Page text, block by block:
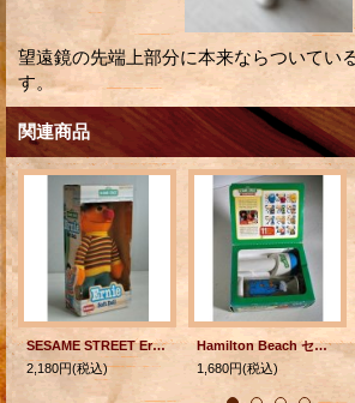
望遠鏡の先端上部分に本来ならついてい
す。
関連商品
SESAME STREET Ernie アーニー soft doll PLAYSKOOL
2,180円(税込)
Hamilton Beach セサミストリート クッキーモンスター COOKIE PRESS・PRESSE À BISCUITS クッキープレス
1,680円(税込)